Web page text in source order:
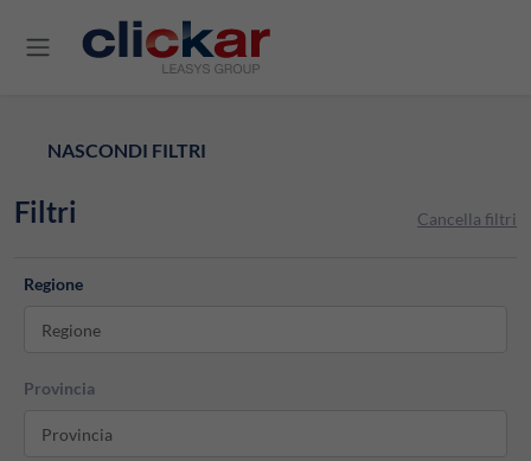
NASCONDI FILTRI
Filtri Cancella filtri
Regione
Regione
Provincia
Provincia